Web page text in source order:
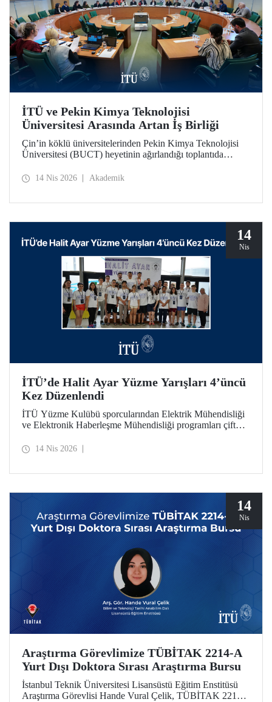
İTÜ ve Pekin Kimya Teknolojisi
Üniversitesi Arasında Artan İş Birliği
Çin’in köklü üniversitelerinden Pekin Kimya Teknolojisi
Üniversitesi (BUCT) heyetinin ağırlandığı toplantıda
imzalandı.
14 Nis 2026 Akademik
14
Nis
İTÜ’de Halit Ayar Yüzme Yarışları 4’üncü
Kez Düzenlendi
İTÜ Yüzme Kulübü sporcularından Elektrik Mühendisliği
ve Elektronik Haberleşme Mühendisliği programları çift
üniversitemiz tarafından düzenlenen yüzme yarışlarının
14 Nis 2026
14
Nis
Araştırma Görevlimize TÜBİTAK 2214-A
Yurt Dışı Doktora Sırası Araştırma Bursu
İstanbul Teknik Üniversitesi Lisansüstü Eğitim Enstitüsü
Araştırma Görevlisi Hande Vural Çelik, TÜBİTAK 2214-